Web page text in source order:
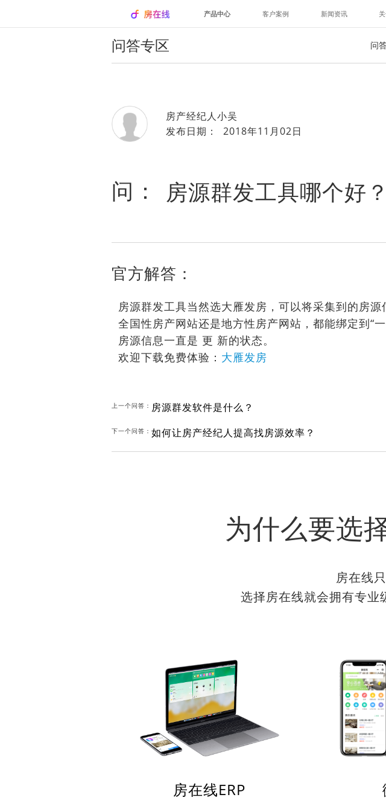
产品中心 客户案例 新闻资讯
问答专区 问
房产经纪人小吴
发布日期： 2018年11月02日
问： 房源群发工具哪个好？
官方解答：
房源群发工具当然选大雁发房，可以将采集到的房
全国性房产网站还是地方性房产网站，都能绑定到“
房源信息一直是 更 新的状态。
欢迎下载免费体验： 大雁发房
上一个问答： 房源群发软件是什么？
下一个问答： 如何让房产经纪人提高找房源效率？
为什么要选
房在线
选择房在线就会拥有专业
房在线ERP